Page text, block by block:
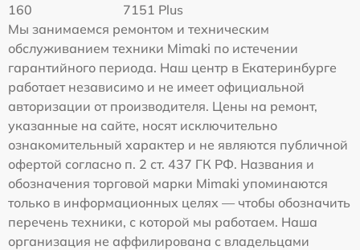
160
7151 Plus
Мы занимаемся ремонтом и техническим
обслуживанием техники Mimaki по истечении
гарантийного периода. Наш центр в Екатеринбурге
работает независимо и не имеет официальной
авторизации от производителя. Цены на ремонт,
указанные на сайте, носят исключительно
ознакомительный характер и не являются публичной
офертой согласно п. 2 ст. 437 ГК РФ. Названия и
обозначения торговой марки Mimaki упоминаются
только в информационных целях — чтобы обозначить
перечень техники, с которой мы работаем. Наша
организация не аффилирована с владельцами